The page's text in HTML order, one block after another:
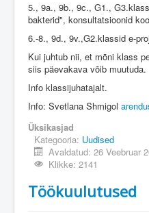
5., 9a., 9b., 9c., G1.,
bakterid", konsultatsioonid
6.-8., 9d., 9v.,G2.klassid e-
Kui juhtub nii, et mõni klass
siis päevakava võib muutuda.
Info klassijuhatajalt.
Info: Svetlana Shmigol
Üksikasjad
Kategooria: Uudised
Avaldatud: 26 Veebruar
Klikke: 2141
Töökuulutused